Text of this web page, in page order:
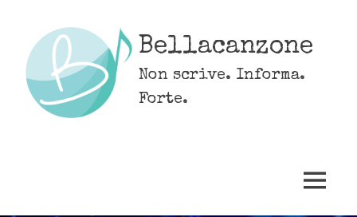
content
Bellacanzone
Non scrive. Informa.
Forte.
MENU